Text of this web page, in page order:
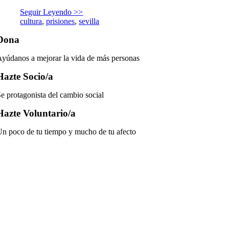
Seguir Leyendo >>
cultura,prisiones,sevilla
a mejorar la vida de más personas
Socio/a
protagonista del cambio social
Voluntario/a
poco de tu tiempo y mucho de tu afecto